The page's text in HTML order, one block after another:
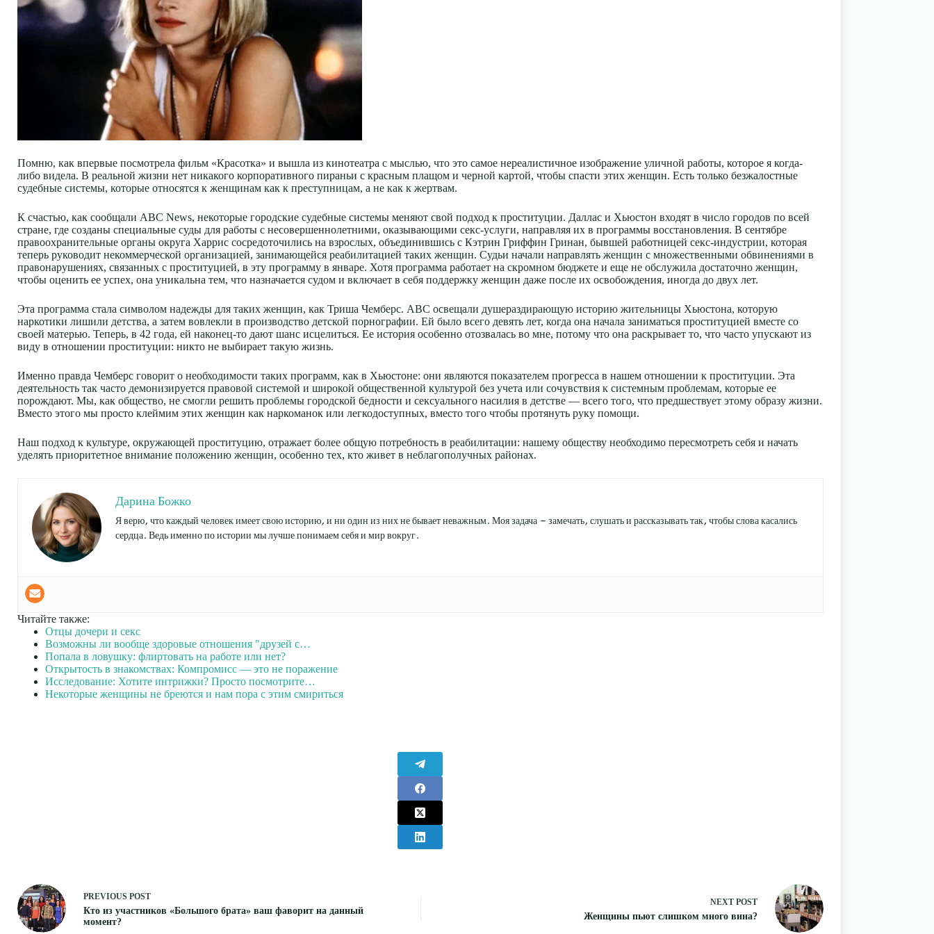
Помню, как впервые посмотрела фильм «Красотка» и вышла из кинотеатра с мыслью, что это самое нереалистичное изображение уличной работы, которое я когда-
либо видела. В реальной жизни нет никакого корпоративного пираньи с красным плащом и черной картой, чтобы спасти этих женщин. Есть только безжалостные
судебные системы, которые относятся к женщинам как к преступницам, а не как к жертвам.
К счастью, как сообщали ABC News, некоторые городские судебные системы меняют свой подход к проституции. Даллас и Хьюстон входят в число городов по всей
стране, где созданы специальные суды для работы с несовершеннолетними, оказывающими секс-услуги, направляя их в программы восстановления. В сентябре
правоохранительные органы округа Харрис сосредоточились на взрослых, объединившись с Кэтрин Гриффин Гринан, бывшей работницей секс-индустрии, которая
теперь руководит некоммерческой организацией, занимающейся реабилитацией таких женщин. Судьи начали направлять женщин с множественными обвинениями в
правонарушениях, связанных с проституцией, в эту программу в январе. Хотя программа работает на скромном бюджете и еще не обслужила достаточно женщин,
чтобы оценить ее успех, она уникальна тем, что назначается судом и включает в себя поддержку женщин даже после их освобождения, иногда до двух лет.
Эта программа стала символом надежды для таких женщин, как Триша Чемберс. ABC освещали душераздирающую историю жительницы Хьюстона, которую
наркотики лишили детства, а затем вовлекли в производство детской порнографии. Ей было всего девять лет, когда она начала заниматься проституцией вместе со
своей матерью. Теперь, в 42 года, ей наконец-то дают шанс исцелиться. Ее история особенно отозвалась во мне, потому что она раскрывает то, что часто упускают из
виду в отношении проституции: никто не выбирает такую жизнь.
Именно правда Чемберс говорит о необходимости таких программ, как в Хьюстоне: они являются показателем прогресса в нашем отношении к проституции. Эта
деятельность так часто демонизируется правовой системой и широкой общественной культурой без учета или сочувствия к системным проблемам, которые ее
порождают. Мы, как общество, не смогли решить проблемы городской бедности и сексуального насилия в детстве — всего того, что предшествует этому образу жизни.
Вместо этого мы просто клеймим этих женщин как наркоманок или легкодоступных, вместо того чтобы протянуть руку помощи.
Наш подход к культуре, окружающей проституцию, отражает более общую потребность в реабилитации: нашему обществу необходимо пересмотреть себя и начать
уделять приоритетное внимание положению женщин, особенно тех, кто живет в неблагополучных районах.
Дарина Божко
Я верю, что каждый человек имеет свою историю, и ни один из них не бывает неважным. Моя задача — замечать, слушать и рассказывать так, чтобы слова касались
сердца. Ведь именно по истории мы лучше понимаем себя и мир вокруг.
Читайте также:
Отцы дочери и секс
Возможны ли вообще здоровые отношения "друзей с…
Попала в ловушку: флиртовать на работе или нет?
Открытость в знакомствах: Компромисс — это не поражение
Исследование: Хотите интрижки? Просто посмотрите…
Некоторые женщины не бреются и нам пора с этим смириться
PREVIOUS POST
Кто из участников «Большого брата» ваш фаворит на данный
момент?
NEXT POST
Женщины пьют слишком много вина?